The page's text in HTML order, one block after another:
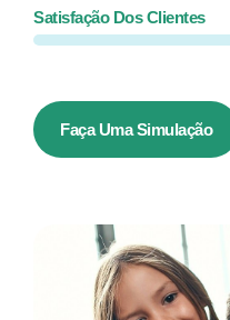
Satisfação Dos Clientes
Faça Uma Simulação